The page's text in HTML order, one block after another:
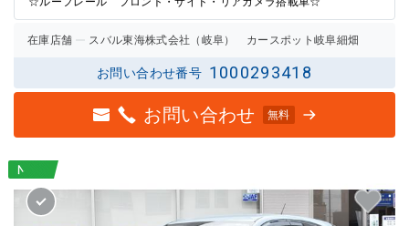
在庫店舗 スバル東海株式会社（岐阜） カースポット岐阜細畑
お問い合わせ番号 1000293418
お問い合わせ 無料